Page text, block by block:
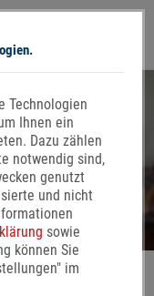
Technologien
Ihnen ein
Dazu zählen
notwendig sind,
genutzt
und nicht
sowie
können Sie
im